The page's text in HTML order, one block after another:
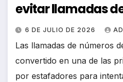
evitar llamadas
6 DE JULIO DE 2026
Las llamadas de números
convertido en una de las
por estafadores para